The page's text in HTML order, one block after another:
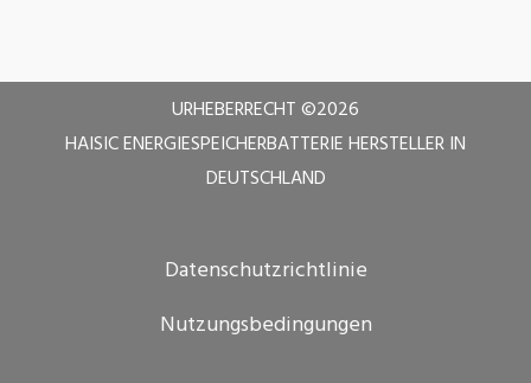
URHEBERRECHT ©2026
HAISIC ENERGIESPEICHERBATTERIE HERSTELLER IN
DEUTSCHLAND
Datenschutzrichtlinie
Nutzungsbedingungen